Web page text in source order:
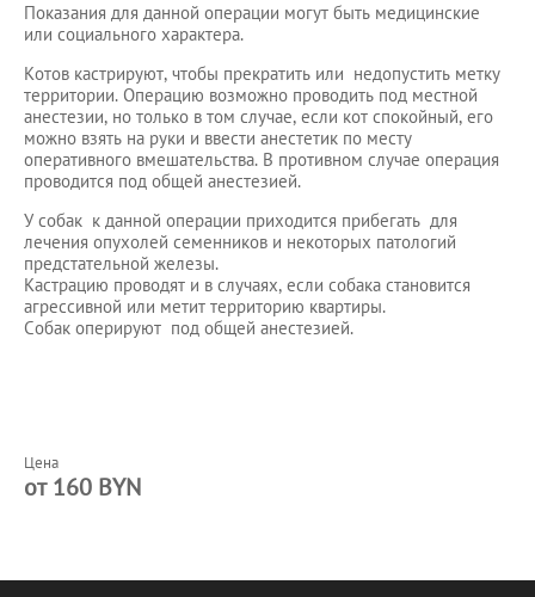
Показания для данной операции могут быть медицинские
или социального характера.
Котов кастрируют, чтобы прекратить или недопустить метку
территории. Операцию возможно проводить под местной
анестезии, но только в том случае, если кот спокойный, его
можно взять на руки и ввести анестетик по месту
оперативного вмешательства. В противном случае операция
проводится под общей анестезией.
У собак к данной операции приходится прибегать для
лечения опухолей семенников и некоторых патологий
предстательной железы.
Кастрацию проводят и в случаях, если собака становится
агрессивной или метит территорию квартиры.
Собак оперируют под общей анестезией.
Цена
от 160 BYN